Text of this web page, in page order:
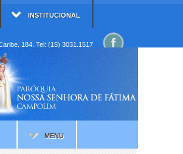
INSTITUCIONAL
184. Tel: (15) 3031.1517
MENU